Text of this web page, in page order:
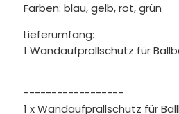
Farben: blau, gelb, rot, grün
Lieferumfang:
1 Wandaufprallschutz für
------------------
1 x Wandaufprallschutz für